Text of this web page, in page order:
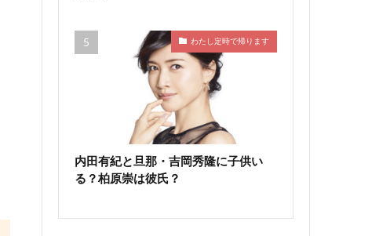
わたし定時で帰ります
内田有紀と旦那・吉岡秀隆に子供い
る？柏原崇は彼氏？